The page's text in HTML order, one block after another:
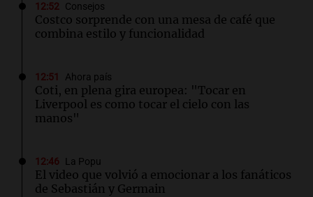
12:52 Consejos
Costco sorprende con una mesa de café que
combina estilo y funcionalidad
12:51 Ahora país
Coti, en plena gira europea: "Tocar en
Liverpool es como tocar el cielo con las
manos"
12:46 La Popu
El video que volvió a emocionar a los fanáticos
de Sebastián y Germain